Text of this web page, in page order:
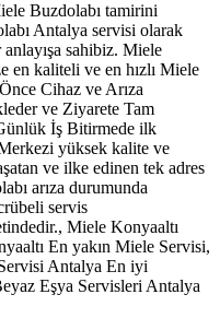
Buzdolabı tamirini
Antalya servisi olarak
sahibiz. Miele
en kaliteli ve en hızlı Miele
Cihaz ve Arıza
ve Ziyarete Tam
İş Bitirmede ilk
yüksek kalite ve
ve ilke edinen tek adres
arıza durumunda
servis
Miele Konyaaltı
En yakın Miele Servisi,
Antalya En iyi
Eşya Servisleri Antalya